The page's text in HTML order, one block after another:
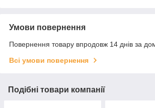
Умови повернення
Повернення товару впродовж 14 днів за
Всі умови повернення
Подібні товари компанії